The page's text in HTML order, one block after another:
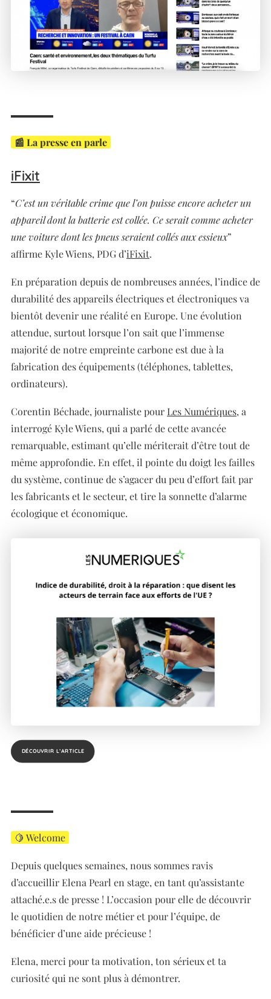
📰 La presse en parle
iFixit
“C’est un véritable crime que l’on puisse encore acheter un
appareil dont la batterie est collée. Ce serait comme acheter
une voiture dont les pneus seraient collés aux essieux”
affirme Kyle Wiens, PDG d’iFixit.
En préparation depuis de nombreuses années, l’indice de
durabilité des appareils électriques et électroniques va
bientôt devenir une réalité en Europe. Une évolution
attendue, surtout lorsque l’on sait que l’immense
majorité de notre empreinte carbone est due à la
fabrication des équipements (téléphones, tablettes,
ordinateurs).
Corentin Béchade, journaliste pour Les Numériques, a
interrogé Kyle Wiens, qui a parlé de cette avancée
remarquable, estimant qu’elle mériterait d’être tout de
même approfondie. En effet, il pointe du doigt les failles
du système, continue de s’agacer du peu d’effort fait par
les fabricants et le secteur, et tire la sonnette d’alarme
écologique et économique.
DÉCOUVRIR L’ARTICLE
🍋 Welcome
Depuis quelques semaines, nous sommes ravis
d’accueillir Elena Pearl en stage, en tant qu’assistante
attaché.e.s de presse ! L’occasion pour elle de découvrir
le quotidien de notre métier et pour l’équipe, de
bénéficier d’une aide précieuse !
Elena, merci pour ta motivation, ton sérieux et ta
curiosité qui ne sont plus à démontrer.